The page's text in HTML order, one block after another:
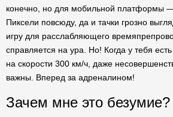
конечно, но для мобильной платформы
Пиксели повсюду, да и тачки грозно
игру для расслабляющего
справляется на ура. Но! Когда у тебя
на скорости 300 км/ч, даже
важны. Вперед за адреналином!
Зачем мне это безумие?